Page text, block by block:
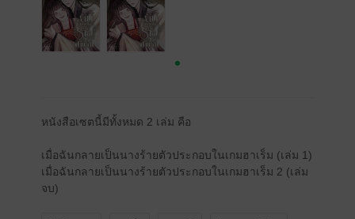
หนังสือเซตนี้มีทั้งหมด 2 เล่ม คือ
เมื่อฉันกลายเป็นนางร้ายตัวประกอบในเกมฮาเร็ม (เล่ม 1)
เมื่อฉันกลายเป็นนางร้ายตัวประกอบในเกมฮาเร็ม 2 (เล่ม
จบ)